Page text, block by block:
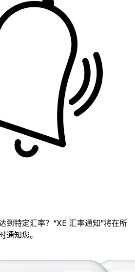
到特定汇率？“XE 汇率通知”将在所
通知您。